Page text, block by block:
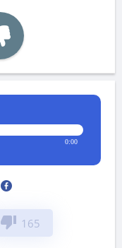
0:00
thumb_down 165